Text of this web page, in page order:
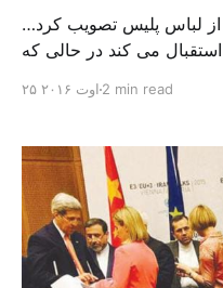
از لباس پلیس تصویب کرد…
می کند در حالی که
پلیس اسکاتلند اعلام کرد
گامی […]
۲۵ اوت ۲۰۱۶ 2 min read